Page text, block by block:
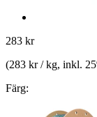
283 kr
(283 kr / kg, inkl.
Färg: